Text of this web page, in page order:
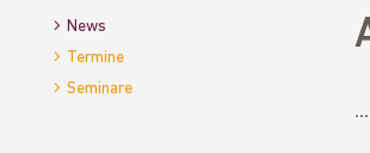
leipzig.de
News
Termine
Seminare